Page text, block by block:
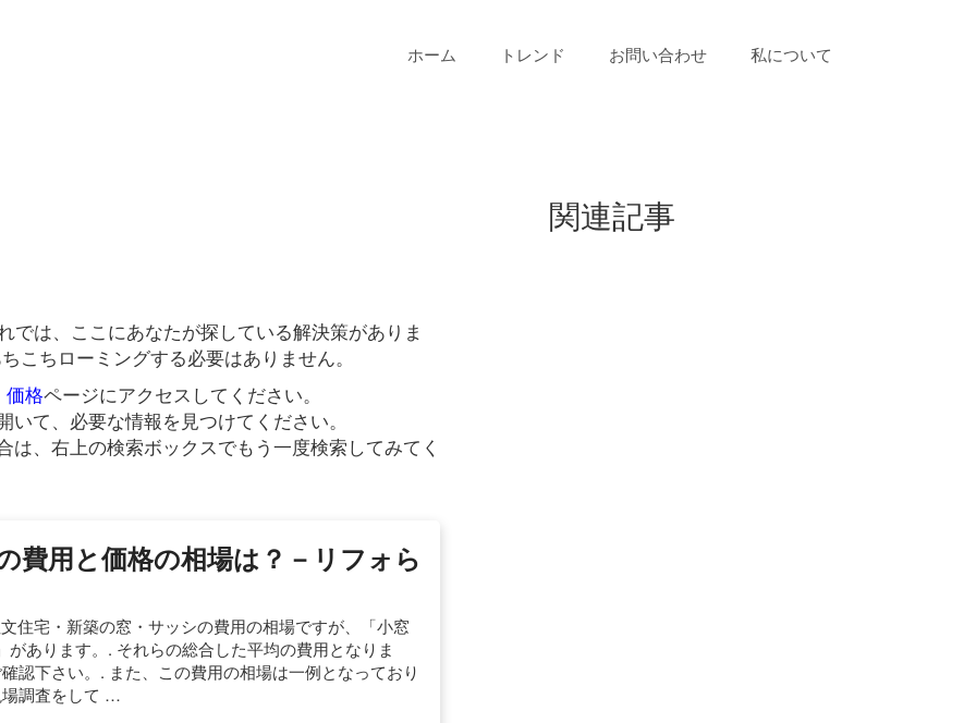
ホーム トレンド お問い合わせ 私について
は、ここにあなたが探している解決策がありま
こちローミングする必要はありません。
価格ページにアクセスしてください。
て、必要な情報を見つけてください。
は、右上の検索ボックスでもう一度検索してみてく
費用と価格の相場は？－リフォら
住宅・新築の窓・サッシの費用の相場ですが、「小窓
あります。. それらの総合した平均の費用となりま
認下さい。. また、この費用の相場は一例となっており
場調査をして …
関連記事